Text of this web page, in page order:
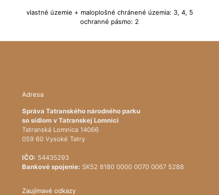
vlastné územie + maloplošné chránené územia: 3, 4, 5
ochranné pásmo: 2
Adresa
Správa Tatranského národného parku
so sídlom v Tatranskej Lomnici
Tatranská Lomnica 14066
059 60 Vysoké Tatry
IČO: 54435293
Bankové spojenie: SK52 8180 0000 0070 0067 5288
Zaujímavé odkazy